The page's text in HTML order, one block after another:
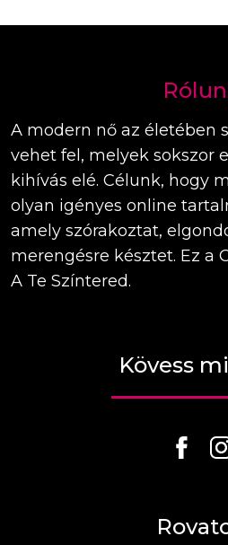
A modern nő az életében
vehet fel, melyek sokszor
kihívás elé. Célunk, hogy
olyan igényes online
amely szórakoztat,
merengésre késztet. Ez a
A Te Színtered.
Kövess